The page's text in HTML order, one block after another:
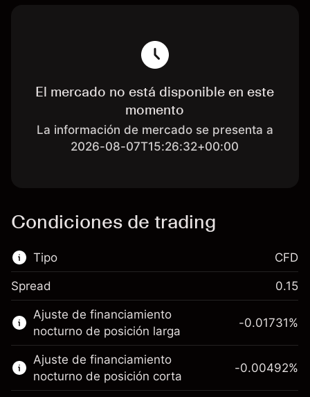
El mercado no está disponible en este
momento
La información de mercado se presenta a
2026-08-07T15:26:32+00:00
Condiciones de trading
Tipo
Este mercado financiero está disponible para
hacer trading con CFD.
Obtén más información sobre:
CFD
CFD
Spread 0.15
Ajuste de financiamiento
nocturno de posición larga
-0.01731%
Ajuste de financiamiento
nocturno de posición corta
-0.00492%